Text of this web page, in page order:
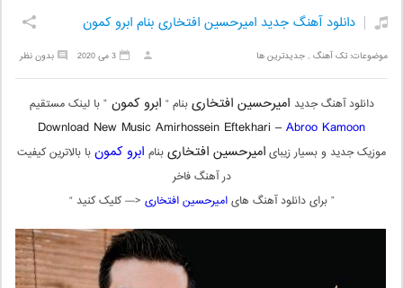
دانلود آهنگ جدید امیرحسین افتخاری بنام ابرو کمون
موضوعات:تک آهنگ ,جدیدترین ها بدون نظر 3 می 2020
دانلود آهنگ جدید امیرحسین افتخاریبنام “ ابرو کمون” با لینک مستقیم
Download New Music Amirhossein Eftekhari –Abroo Kamoon
موزیک جدید و بسیار زیبایامیرحسین افتخاریبنام ابرو کمونبا بالاترین کیفیت
در آهنگ فاخر
” برای دانلود آهنگ هایامیرحسین افتخاری <— کلیک کنید “